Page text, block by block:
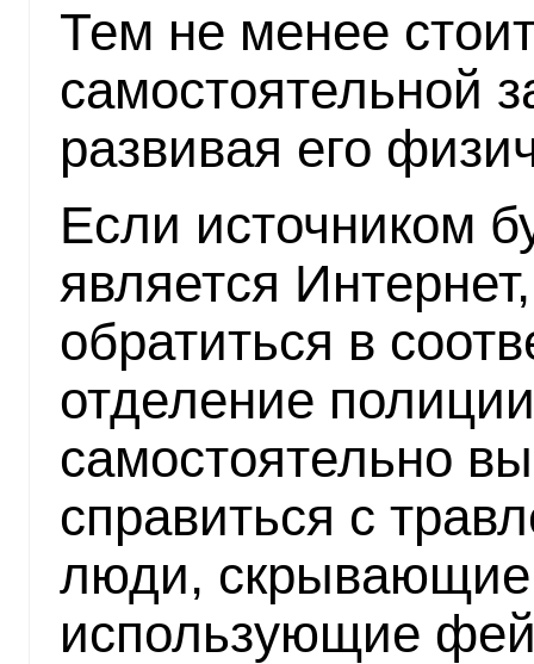
Тем не менее
самостоятельной
развивая его
Если источником
является
обратиться в
отделение
самостоятельно
справиться с
люди, скрывающие
использующие